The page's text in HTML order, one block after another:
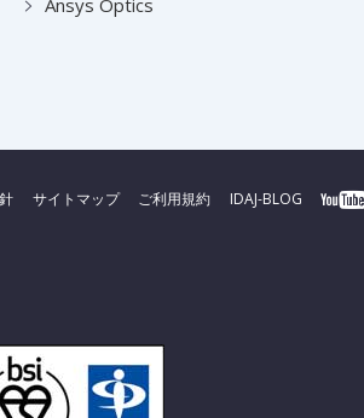
サイトマップ ご利用規約 IDAJ-BLOG